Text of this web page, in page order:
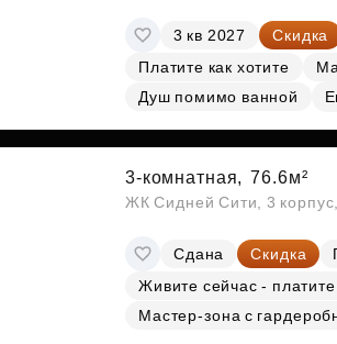
3 кв 2027 Скидка
Платите как хотите
Душ помимо ванной
3-комнатная, 76.6м²
ЖК Сидней Сити, 3
Сдана Скидка
Живите сейчас -
Мастер-зона с